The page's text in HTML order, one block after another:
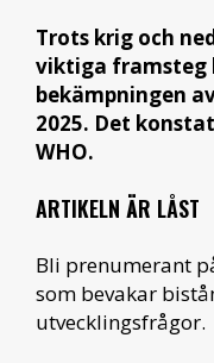
Trots krig och
viktiga framsteg
bekämpningen
2025. Det
WHO.
ARTIKELN ÄR LÅST
Bli prenumerant
som bevakar
utvecklingsfrågor.